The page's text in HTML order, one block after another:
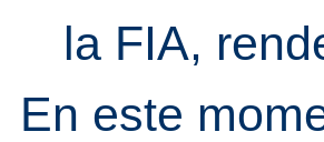
la FIA,
En este